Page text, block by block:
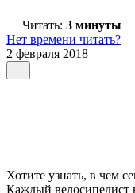
Читать: 3 минуты
Нет времени читать?
2 февраля 2018
Хотите узнать, в чем
Каждый